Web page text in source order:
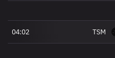
04:02 TSM